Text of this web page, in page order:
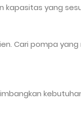
yang
Cari pompa